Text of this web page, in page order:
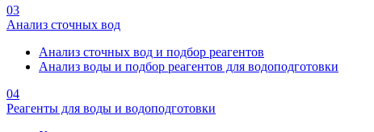
03
Анализ сточных вод
Анализ сточных вод и подбор реагентов
Анализ воды и подбор реагентов для водоподготовки
04
Реагенты для воды и водоподготовки